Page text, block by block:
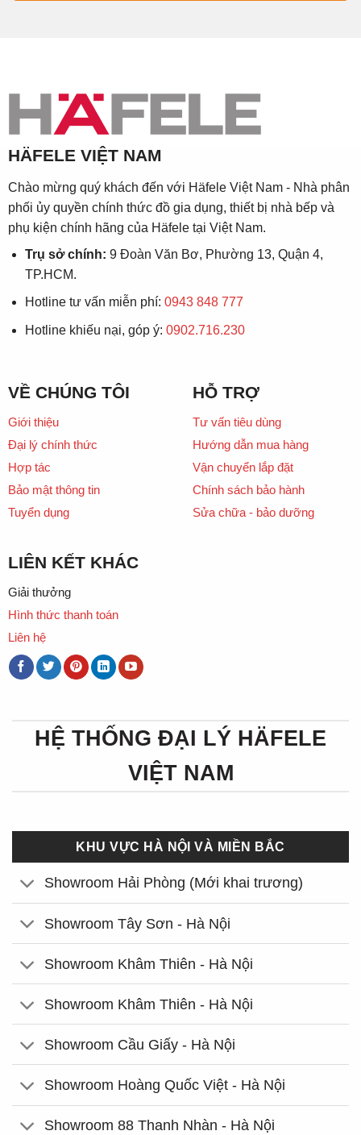
HÄFELE VIỆT NAM
Chào mừng quý khách đến với Häfele Việt Nam - Nhà phân
phối ủy quyền chính thức đồ gia dụng, thiết bị nhà bếp và
phụ kiện chính hãng của Häfele tại Việt Nam.
Trụ sở chính: 9 Đoàn Văn Bơ, Phường 13, Quận 4,
TP.HCM.
Hotline tư vấn miễn phí: 0943 848 777
Hotline khiếu nại, góp ý: 0902.716.230
VỀ CHÚNG TÔI
Giới thiệu
Đại lý chính thức
Hợp tác
Bảo mật thông tin
Tuyển dụng
HỖ TRỢ
Tư vấn tiêu dùng
Hướng dẫn mua hàng
Vận chuyển lắp đặt
Chính sách bảo hành
Sửa chữa - bảo dưỡng
LIÊN KẾT KHÁC
Giải thưởng
Hình thức thanh toán
Liên hệ
HỆ THỐNG ĐẠI LÝ HÄFELE
VIỆT NAM
KHU VỰC HÀ NỘI VÀ MIỀN BẮC
Showroom Hải Phòng (Mới khai trương)
Showroom Tây Sơn - Hà Nội
Showroom Khâm Thiên - Hà Nội
Showroom Khâm Thiên - Hà Nội
Showroom Cầu Giấy - Hà Nội
Showroom Hoàng Quốc Việt - Hà Nội
Showroom 88 Thanh Nhàn - Hà Nội